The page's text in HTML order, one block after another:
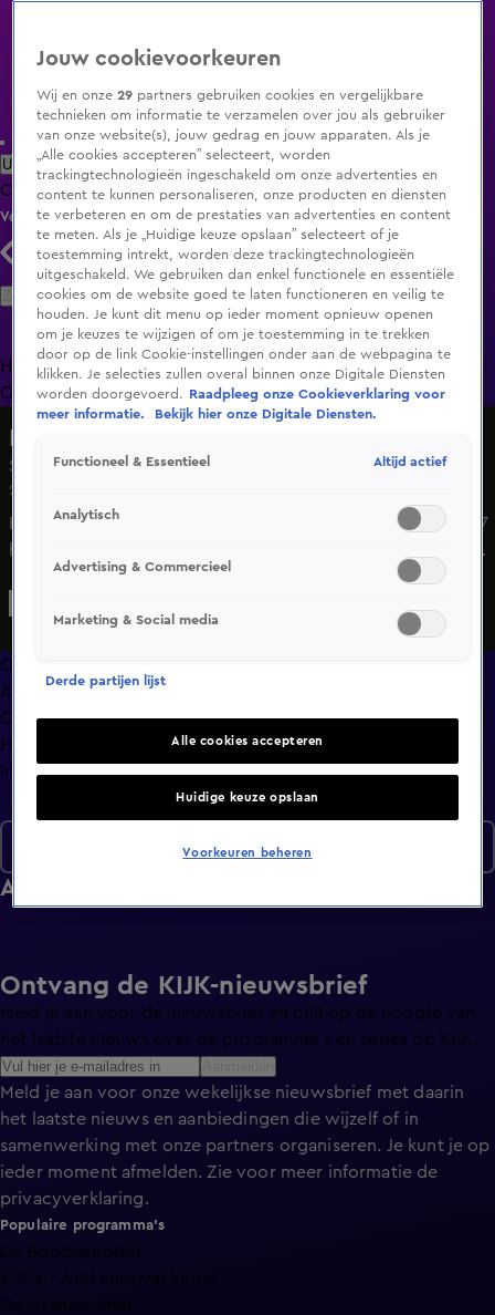
Uitzending Gemist Populaire programma's Zenders Genres
ClipsFilmsRadioSmart TV inlogShop
Volg KIJK
Zoeken
HomeUitzending Gemist Programma's De Bondgenoten
OranjezomerLivestreamsShop
Seizoen 7, aflevering 225
25 juli 2025, 19:30
Bekijk aflevering 225 van Lang Leve de Liefde uit seizoen 7
hier. Deze aflevering is uitgezonden op 25 juli, 19:30 uur bij
NET5. Lang Leve de Liefde is een Amusement programma
Overzicht
Afleveringen
Clips
Hoe is het nu met?
Info
Afleveringen
Ontvang de KIJK-nieuwsbrief
Meld je aan voor de nieuwsbrief en blijf op de hoogte van
het laatste nieuws over de programma’s en series op KIJK.
Meld je aan voor onze wekelijkse nieuwsbrief met daarin
het laatste nieuws en aanbiedingen die wijzelf of in
samenwerking met onze partners organiseren. Je kunt je op
ieder moment afmelden. Zie voor meer informatie de
privacyverklaring.
Populaire programma's
De Bondgenoten
A.S.S. - Anti Survival Show
De Oranjezomer
Jouw cookievoorkeuren
Wij en onze29 partners gebruiken cookies en vergelijkbare
technieken om informatie te verzamelen over jou als gebruiker
van onze website(s), jouw gedrag en jouw apparaten. Als je
„Alle cookies accepteren” selecteert, worden
trackingtechnologieën ingeschakeld om onze advertenties en
content te kunnen personaliseren, onze producten en diensten
te verbeteren en om de prestaties van advertenties en content
te meten. Als je „Huidige keuze opslaan” selecteert of je
toestemming intrekt, worden deze trackingtechnologieën
uitgeschakeld. We gebruiken dan enkel functionele en essentiële
cookies om de website goed te laten functioneren en veilig te
houden. Je kunt dit menu op ieder moment opnieuw openen
om je keuzes te wijzigen of om je toestemming in te trekken
door op de link Cookie-instellingen onder aan de webpagina te
klikken. Je selecties zullen overal binnen onze Digitale Diensten
worden doorgevoerd.
Raadpleeg onze Cookieverklaring voor
meer informatie.
Bekijk hier onze Digitale Diensten.
Functioneel & Essentieel Altijd actief
Analytisch
Advertising & Commercieel
Marketing & Social media
Derde partijen lijst
Alle cookies accepteren
Huidige keuze opslaan
Voorkeuren beheren